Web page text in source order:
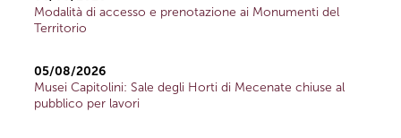
Modalità di accesso e prenotazione ai Monumenti del
Territorio
05/08/2026
Musei Capitolini: Sale degli Horti di Mecenate chiuse al
pubblico per lavori